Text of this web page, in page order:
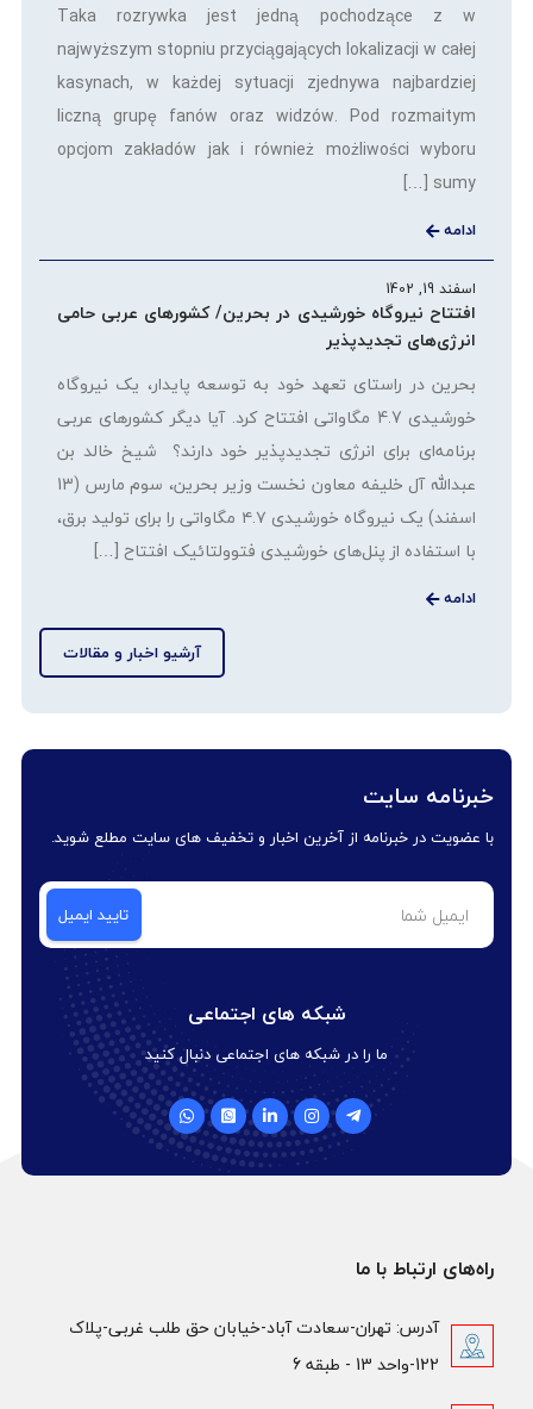
Taka rozrywka jest jedną pochodzące z w
najwyższym stopniu przyciągających lokalizacji w całej
kasynach, w każdej sytuacji zjednywa najbardziej
liczną grupę fanów oraz widzów. Pod rozmaitym
opcjom zakładów jak i również możliwości wyboru
sumy […]
ادامه
اسفند 19, 1402
افتتاح نیروگاه خورشیدی در بحرین/ کشورهای عربی حامی
انرژی‌های تجدیدپذیر
بحرین در راستای تعهد خود به توسعه پایدار، یک نیروگاه
خورشیدی 4.7 مگاواتی افتتاح کرد. آیا دیگر کشورهای عربی
برنامه‌ای برای انرژی تجدیدپذیر خود دارند؟ شیخ خالد بن
عبدالله آل خلیفه معاون نخست وزیر بحرین، سوم مارس (13
اسفند) یک نیروگاه خورشیدی ۴.۷ مگاواتی را برای تولید برق،
با استفاده از پنل‌های خورشیدی فتوولتائیک افتتاح […]
ادامه
آرشیو اخبار و مقالات
خبرنامه سایت
با عضویت در خبرنامه از آخرین اخبار و تخفیف های سایت مطلع شوید.
شبکه های اجتماعی
ما را در شبکه های اجتماعی دنبال کنید
راه‌های ارتباط با ما
آدرس: تهران-سعادت آباد-خیابان حق طلب غربی-پلاک
122-واحد 13 - طبقه 6